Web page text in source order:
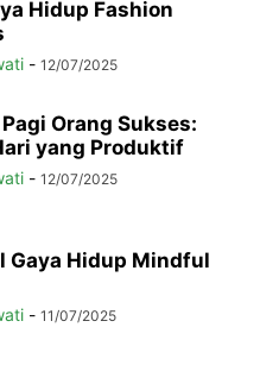
Hidup Fashion
- 12/07/2025
Orang Sukses:
yang Produktif
- 12/07/2025
Gaya Hidup Mindful
- 11/07/2025